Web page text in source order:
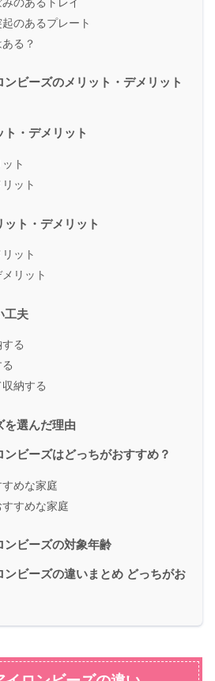
のあるプレート
る？
ビーズのメリット・デメリット
・デメリット
ト
ット
ト・デメリット
ット
リット
工夫
る
納する
を選んだ理由
ビーズはどっちがおすすめ？
めな家庭
すめな家庭
ンビーズの対象年齢
ンビーズの違いまとめ どっちがお